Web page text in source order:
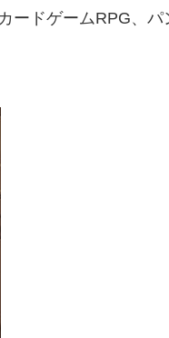
ードゲームRPG、パ